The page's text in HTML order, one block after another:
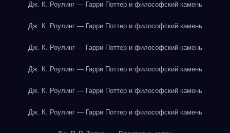
Дж. К. Роулинг — Гарри Поттер и философский камень
Дж. К. Роулинг — Гарри Поттер и философский камень
Дж. К. Роулинг — Гарри Поттер и философский камень
Дж. К. Роулинг — Гарри Поттер и философский камень
Дж. К. Роулинг — Гарри Поттер и философский камень
Дж. К. Роулинг — Гарри Поттер и философский камень